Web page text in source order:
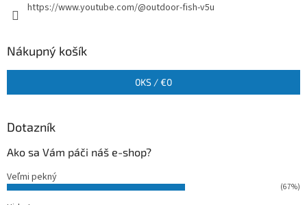
https://www.youtube.com/@outdoor-fish-v5u
Nákupný košík
0KS /€0
Dotazník
Ako sa Vám páči náš e-shop?
Veľmi pekný
(67%)